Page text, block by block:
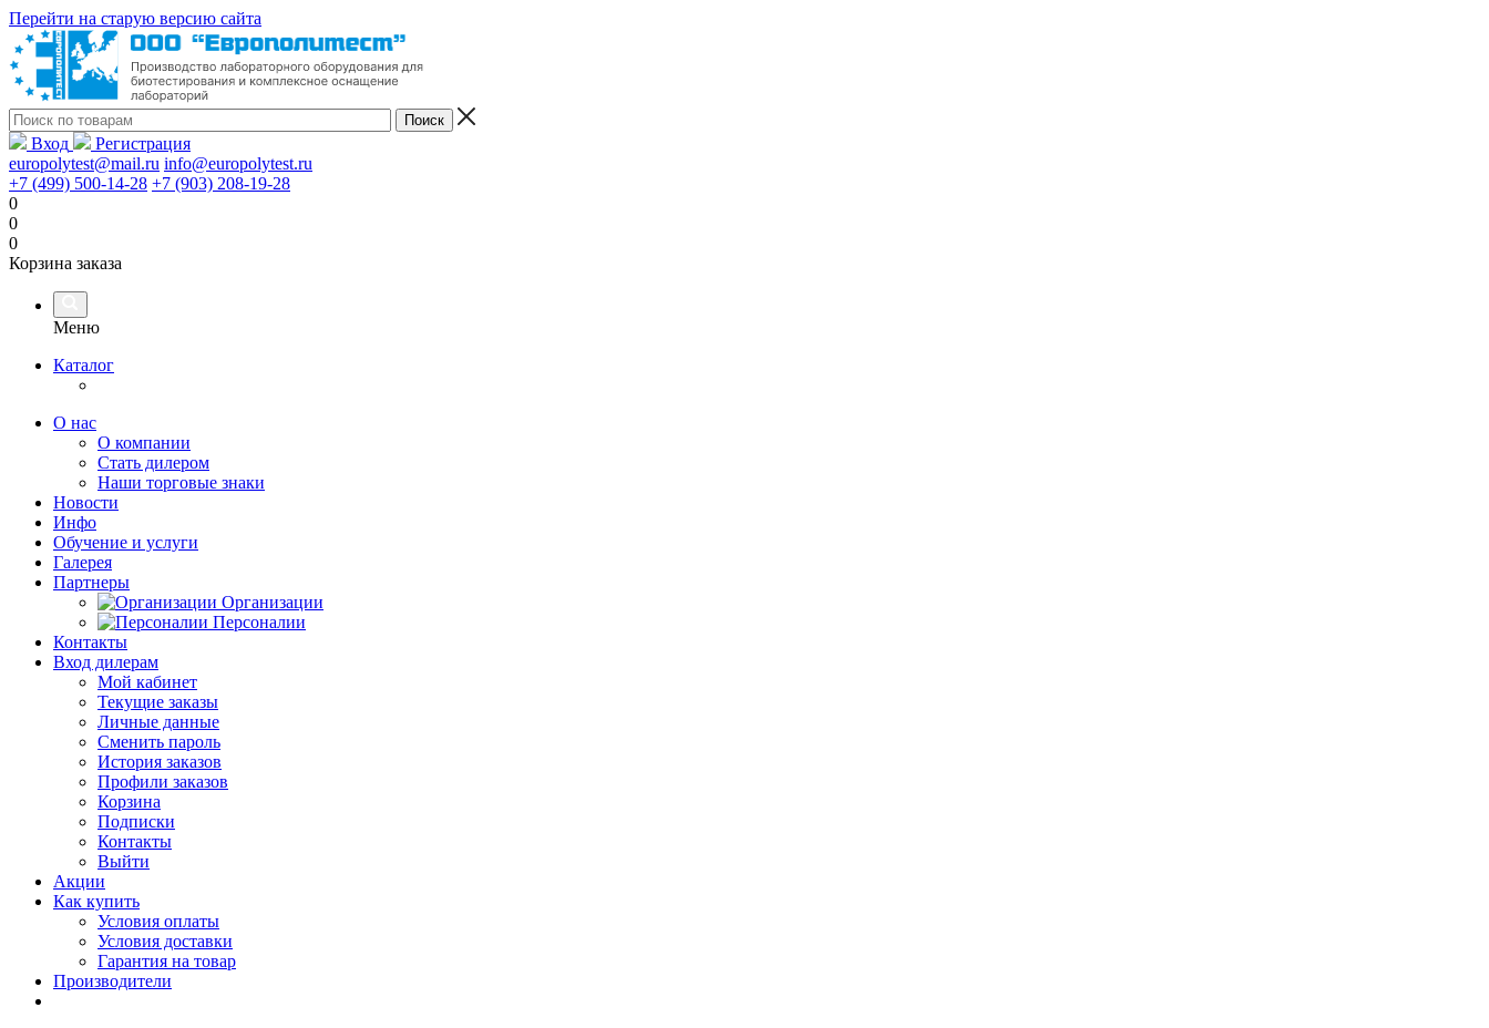
Перейти на старую версию сайта
Вход
Регистрация
europolytest@mail.ru info@europolytest.ru
+7 (499) 500-14-28 +7 (903) 208-19-28
0
0
0
Корзина заказа
Меню
Каталог
О нас
О компании
Стать дилером
Наши торговые знаки
Новости
Инфо
Обучение и услуги
Галерея
Партнеры
Организации
Персоналии
Контакты
Вход дилерам
Мой кабинет
Текущие заказы
Личные данные
Сменить пароль
История заказов
Профили заказов
Корзина
Подписки
Контакты
Выйти
Акции
Как купить
Условия оплаты
Условия доставки
Гарантия на товар
Производители